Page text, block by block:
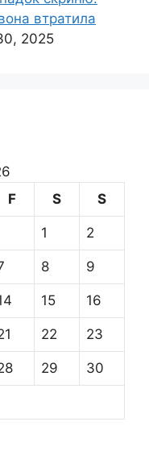
втратила
2025
F S S
1 2
8 9
15 16
22 23
29 30